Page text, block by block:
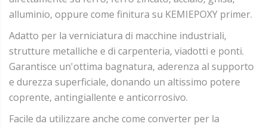
alluminio, oppure come finitura su KEMIEPOXY primer.
Adatto per la verniciatura di macchine industriali,
strutture metalliche e di carpenteria, viadotti e ponti.
Garantisce un'ottima bagnatura, aderenza al supporto
e durezza superficiale, donando un altissimo potere
coprente, antingiallente e anticorrosivo.
Facile da utilizzare anche come converter per la